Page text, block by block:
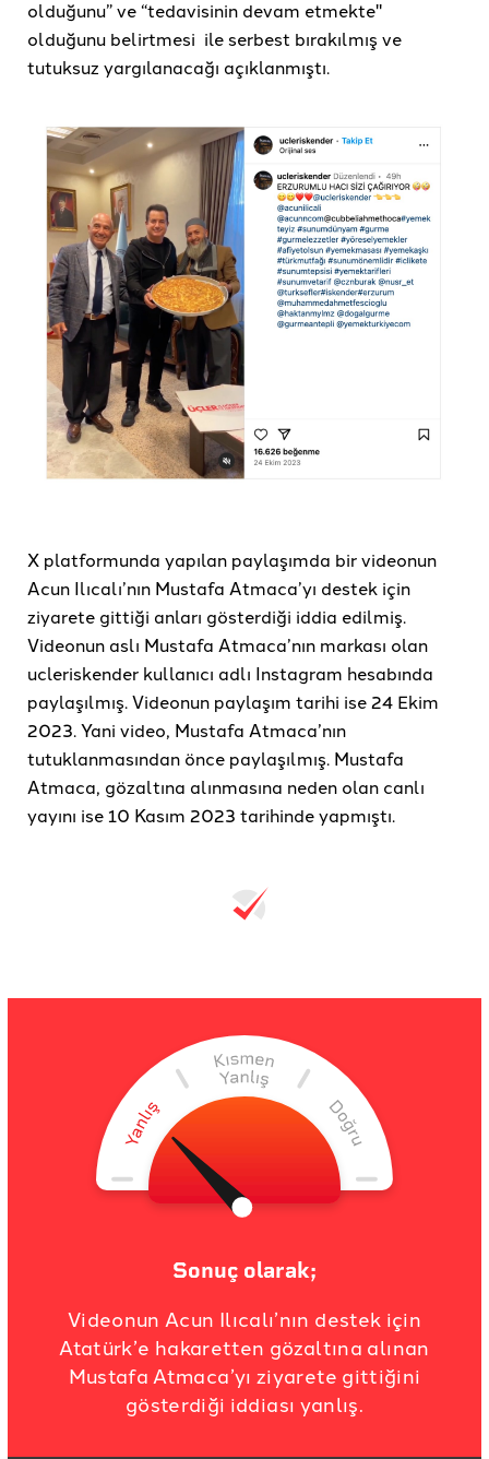
olduğunu” ve “tedavisinin devam etmekte"
olduğunu belirtmesi ile serbest bırakılmış ve
tutuksuz yargılanacağı açıklanmıştı.
X platformunda yapılan paylaşımda bir videonun
Acun Ilıcalı’nın Mustafa Atmaca’yı destek için
ziyarete gittiği anları gösterdiği iddia edilmiş.
Videonun aslı Mustafa Atmaca’nın markası olan
ucleriskender kullanıcı adlı Instagram hesabında
paylaşılmış. Videonun paylaşım tarihi ise 24 Ekim
2023. Yani video, Mustafa Atmaca’nın
tutuklanmasından önce paylaşılmış. Mustafa
Atmaca, gözaltına alınmasına neden olan canlı
yayını ise 10 Kasım 2023 tarihinde yapmıştı.
Sonuç olarak;
Videonun Acun Ilıcalı’nın destek için
Atatürk’e hakaretten gözaltına alınan
Mustafa Atmaca’yı ziyarete gittiğini
gösterdiği iddiası yanlış.